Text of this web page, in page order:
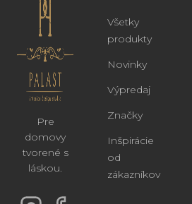
Pre
domovy
tvorené s
láskou.
Všetky
produkty
Novinky
Výpredaj
Značky
Inšpirácie
od
zákazníkov